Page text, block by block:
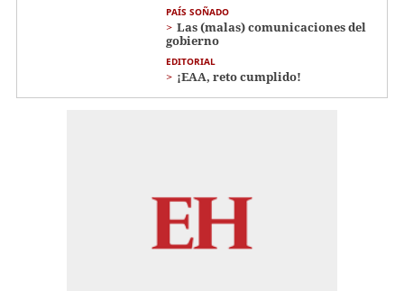
PAÍS SOÑADO
Las (malas) comunicaciones del
gobierno
EDITORIAL
¡EAA, reto cumplido!